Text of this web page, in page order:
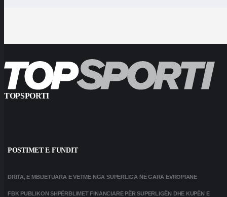
TOPSPORTI
POSTIMET E FUNDIT
DRITA, E MBIJETUARA E VETME NGA SUPERLIGA NË GARA EVROPIANE
FBK PUBLIKON SHPËRBLIMET FINANCIARE PËR SUPERLIGËN DHE KUPËN E